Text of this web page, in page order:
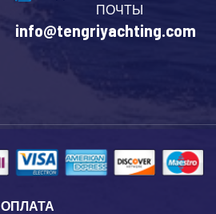
ПОЧТЫ
info@tengriyachting.com
ОПЛАТА